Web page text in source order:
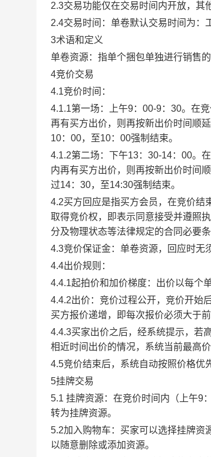
2.3交易功能仅在交易时间内开放，其
2.4交易时间：单卷默认交易时间为：
3术语和定义
单卷资源：指单个捆包单独进行销售的
4竞价交易
4.1竞价时间：
4.1.1第一场：上午9：00-9：30。在
再有买方出价，则再按新出价时间顺
10：00，至10：00强制结束。
4.1.2第二场：下午13：30-14：00。
内再有买方出价，则再按新出价时间
过14：30，至14:30强制结束。
4.2买方回应是指买方会员，在竞价结
取得竞价权，即表示同意接受并遵照
分及物理状态等法律规定的合同必要条
4.3竞价保证金：单卷资源，回应时无
4.4出价规则：
4.4.1起拍价和加价梯度：出价以每个
4.4.2出价：竞价过程公开，竞价开始
买方报价递增，即每次报价必须大于
4.4.3买家出价之后，经系统提示，若
相近时间出价的情况，系统当前最高
4.5竞价结束后，系统自动按照价格优
5挂牌交易
5.1 挂牌资源：在竞价时间内（上午9
转为挂牌资源。
5.2加入购物车：买家可以选择挂牌资
以随意删除或添加资源。